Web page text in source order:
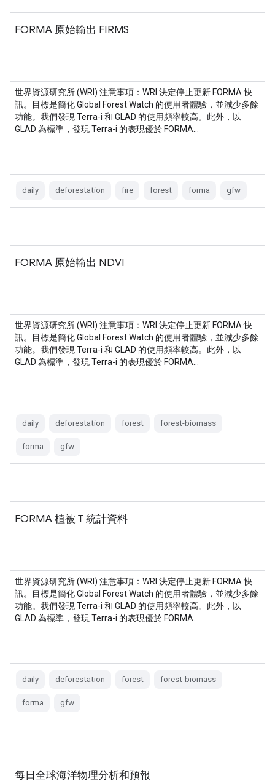
FORMA 原始輸出 FIRMS
世界資源研究所 (WRI) 注意事項：WRI 決定停止更新 FORMA 快
訊。目標是簡化 Global Forest Watch 的使用者體驗，並減少多餘
功能。我們發現 Terra-i 和 GLAD 的使用頻率較高。此外，以
GLAD 為標準，發現 Terra-i 的表現優於 FORMA…
daily deforestation fire forest forma gfw
FORMA 原始輸出 NDVI
世界資源研究所 (WRI) 注意事項：WRI 決定停止更新 FORMA 快
訊。目標是簡化 Global Forest Watch 的使用者體驗，並減少多餘
功能。我們發現 Terra-i 和 GLAD 的使用頻率較高。此外，以
GLAD 為標準，發現 Terra-i 的表現優於 FORMA…
daily deforestation forest forest-biomass
forma gfw
FORMA 植被 T 統計資料
世界資源研究所 (WRI) 注意事項：WRI 決定停止更新 FORMA 快
訊。目標是簡化 Global Forest Watch 的使用者體驗，並減少多餘
功能。我們發現 Terra-i 和 GLAD 的使用頻率較高。此外，以
GLAD 為標準，發現 Terra-i 的表現優於 FORMA…
daily deforestation forest forest-biomass
forma gfw
每日全球海洋物理分析和預報